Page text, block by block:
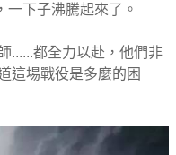
下子沸騰起來了。
......都全力以赴，他們非
這場戰役是多麼的困